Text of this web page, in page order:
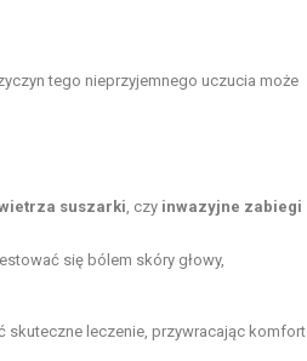
tego nieprzyjemnego uczucia może
suszarki, czy inwazyjne zabiegi
się bólem skóry głowy,
skuteczne leczenie, przywracając komfort